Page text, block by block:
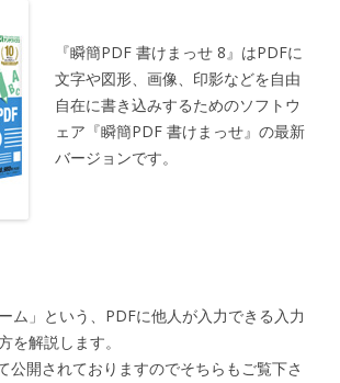
『瞬簡PDF 書けまっせ 8』はPDFに
文字や図形、画像、印影などを自由
自在に書き込みするためのソフトウ
ェア『瞬簡PDF 書けまっせ』の最新
バージョンです。
ム」という、PDFに他人が入力できる入力
を解説します。
公開されておりますのでそちらもご覧下さ